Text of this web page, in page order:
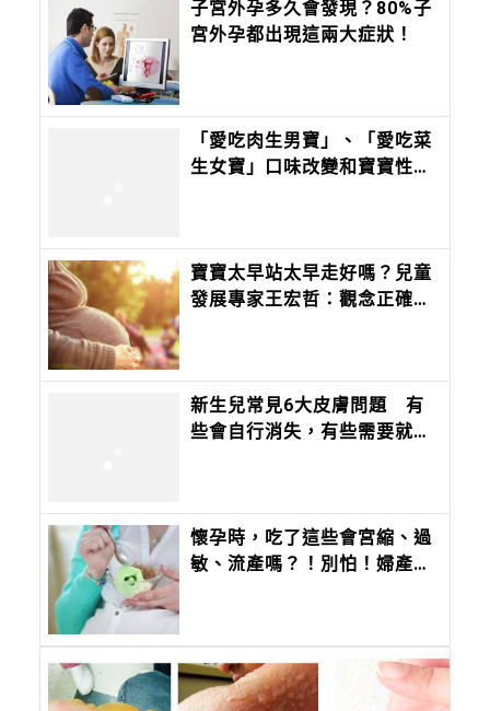
子宮外孕多久會發現？80%子
宮外孕都出現這兩大症狀！
「愛吃肉生男寶」、「愛吃菜
生女寶」口味改變和寶寶性別
寶寶太早站太早走好嗎？兒童
發展專家王宏哲：觀念正確才
新生兒常見6大皮膚問題 有
些會自行消失，有些需要就
懷孕時，吃了這些會宮縮、過
敏、流產嗎？！別怕！婦產科